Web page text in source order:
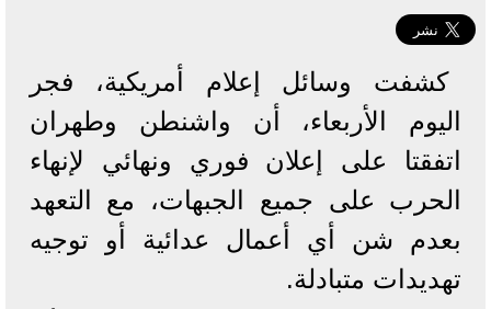
كشفت وسائل إعلام أمريكية، فجر
اليوم الأربعاء، أن واشنطن وطهران
اتفقتا على إعلان فوري ونهائي لإنهاء
الحرب على جميع الجبهات، مع التعهد
بعدم شن أي أعمال عدائية أو توجيه
تهديدات متبادلة.